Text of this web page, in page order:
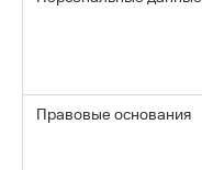
Правовые основания